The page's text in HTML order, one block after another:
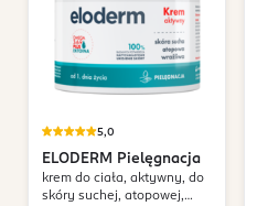
5,0
ELODERM Pielęgnacja
krem do ciała, aktywny, do
skóry suchej, atopowej,